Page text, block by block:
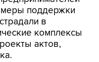
меры поддержки
в
комплексы
актов,